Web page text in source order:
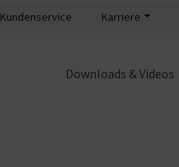
Kundenservice Karriere
Downloads & Videos